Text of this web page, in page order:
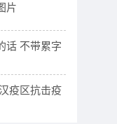
片
话 不带累字
疫区抗击疫